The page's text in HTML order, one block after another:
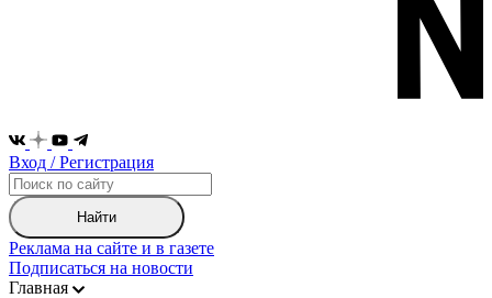
Вход / Регистрация
Найти
Реклама на сайте и в газете
Подписаться на новости
Главная